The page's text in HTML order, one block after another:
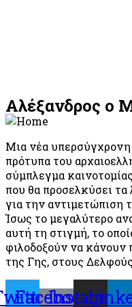
Αλέξανδρος ο
Μια νέα
πρότυπα του
σύμπλεγμα
που θα προσελκύσει
για την
Ίσως το μεγαλύτερο
αυτή τη στιγμή, το
φιλοδοξούν να κάνουν
της Γης, στους
Facebook-
Instagram